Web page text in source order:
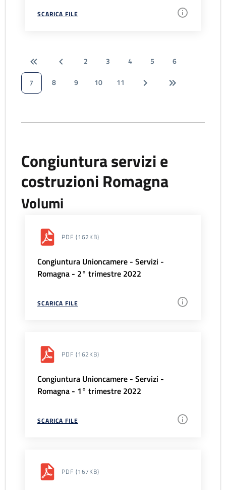
SCARICA FILE
2 3 4 5
6
7
8 9 10 11
Congiuntura servizi e
costruzioni Romagna
Volumi
PDF (162KB)
Congiuntura Unioncamere - Servizi -
Romagna - 2° trimestre 2022
SCARICA FILE
PDF (162KB)
Congiuntura Unioncamere - Servizi -
Romagna - 1° trimestre 2022
SCARICA FILE
PDF (167KB)